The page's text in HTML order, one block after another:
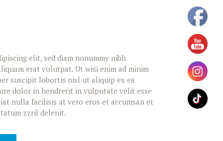
elit, sed diam nonummy nibh
erat volutpat. Ut wisi enim ad minim
suscipit lobortis nisl ut aliquip ex ea
dolor in hendrerit in vulputate velit esse
nulla facilisis at vero eros et accumsan et
zzril delenit.